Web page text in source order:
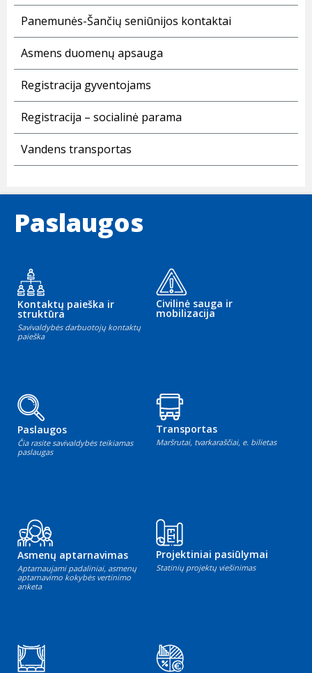
Panemunės-Šančių seniūnijos kontaktai
Asmens duomenų apsauga
Registracija gyventojams
Registracija – socialinė parama
Vandens transportas
Paslaugos
Kontaktų paieška ir
struktūra
Savivaldybės darbuotojų kontaktų
paieška
Civilinė sauga ir
mobilizacija
Paslaugos
Čia rasite savivaldybės teikiamas
paslaugas
Transportas
Maršrutai, tvarkaraščiai, e. bilietas
Asmenų aptarnavimas
Aptarnaujami padaliniai, asmenų
aptarnavimo kokybės vertinimo
anketa
Projektiniai pasiūlymai
Statinių projektų viešinimas